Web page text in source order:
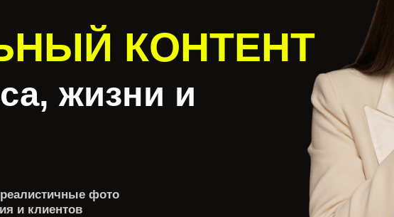
жизни и
КОНТЕНТ
фото
и клиентов